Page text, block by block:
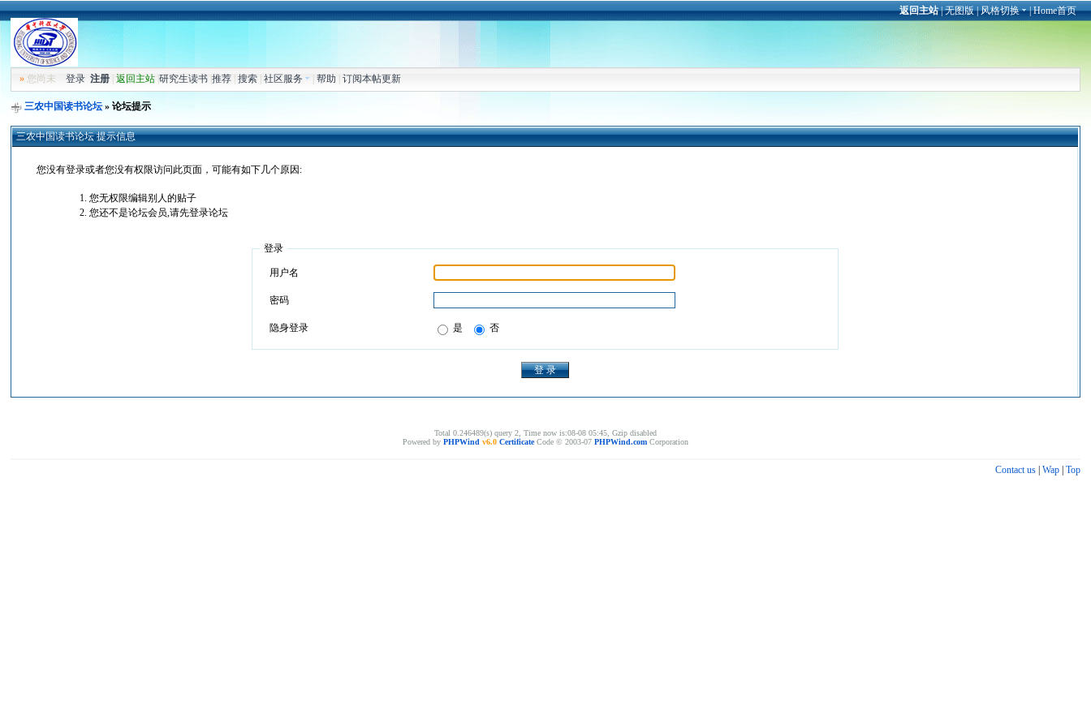
返回主站|无图版|风格切换 |Home首页
» 您尚未登录 注册 |返回主站 |研究生读书 |推荐 |搜索 |社区服务 |帮助 |订阅本帖更新
三农中国读书论坛» 论坛提示
三农中国读书论坛 提示信息
您没有登录或者您没有权限访问此页面，可能有如下几个原因:
您无权限编辑别人的贴子
您还不是论坛会员,请先登录论坛
登录
用户名
密码
隐身登录 是 否
Total 0.246489(s) query 2, Time now is:08-08 05:45, Gzip disabled
Powered by PHPWind v6.0 CertificateCode © 2003-07 PHPWind.com Corporation
Contact us| Wap| Top